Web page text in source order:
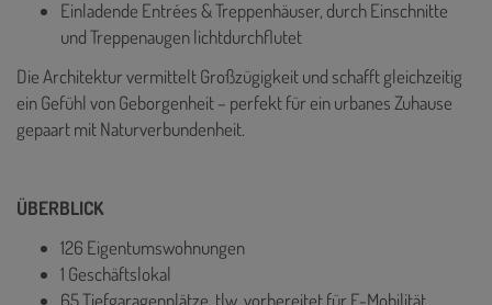
Einladende Entrées & Treppenhäuser, durch Einschnitte
und Treppenaugen lichtdurchflutet
Die Architektur vermittelt Großzügigkeit und schafft gleichzeitig
ein Gefühl von Geborgenheit – perfekt für ein urbanes Zuhause
gepaart mit Naturverbundenheit.
ÜBERBLICK
126 Eigentumswohnungen
1 Geschäftslokal
65 Tiefgaragenplätze, tlw. vorbereitet für E-Mobilität